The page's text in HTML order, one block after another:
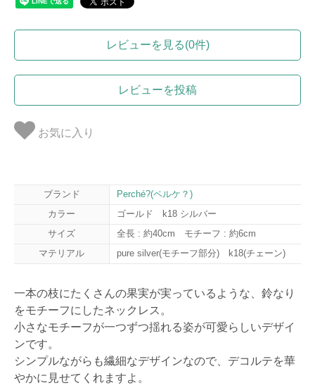
レビューを見る(0件)
レビューを投稿
お気に入り
ブランド
Perché?(ペルケ？)
カラー
ゴールド k18 シルバー
サイズ
全長 : 約40cm モチーフ : 約6cm
マテリアル
pure silver(モチーフ部分) k18(チェーン)
一本の枝にたくさんの果実が実っているような、鈴なり
をモチーフにしたネックレス。
小さなモチーフが一つずつ揺れる姿が可愛らしいデザイ
ンです。
シンプルながらも繊細なデザインなので、デコルテを華
やかに見せてくれますよ。